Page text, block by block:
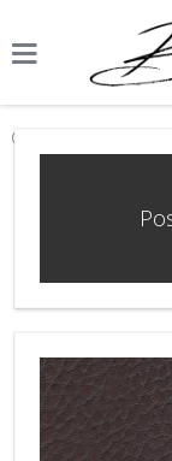
Copyright ©2026